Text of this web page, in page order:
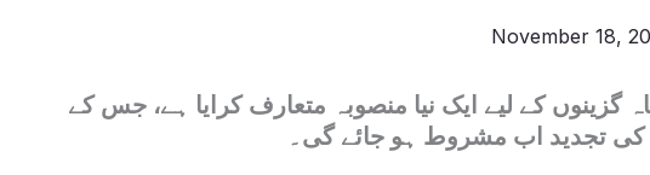
November 18,
گزینوں کے لیے ایک نیا منصوبہ متعارف کرایا ہے، جس کے
کی تجدید اب مشروط ہو جائے گی۔